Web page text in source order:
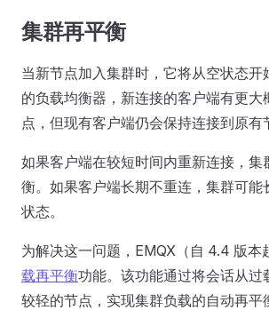
集群再平衡
当新节点加入集群时，它将从空状态开
的负载均衡器，新连接的客户端有更大
点，但现有客户端仍会保持连接到原有
如果客户端在较短时间内重新连接，集
衡。如果客户端长期不重连，集群可能
状态。
为解决这一问题，EMQX（自 4.4 版本
载再平衡功能。该功能通过将会话从过
较轻的节点，实现集群负载的自动再平